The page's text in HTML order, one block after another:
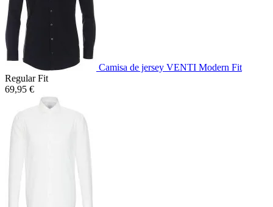
Camisa de jersey VENTI Modern Fit
Regular Fit
69,95 €